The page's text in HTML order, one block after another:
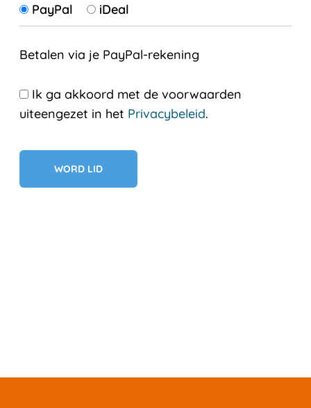
PayPal iDeal
Betalen via je PayPal-rekening
Ik ga akkoord met de voorwaarden
uiteengezet in het Privacybeleid.
Geen val